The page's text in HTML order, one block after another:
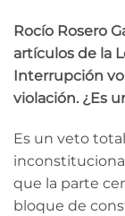
Rocío Rosero
artículos de la
Interrupción
violación. ¿Es
Es un veto
que la parte
bloque de